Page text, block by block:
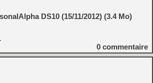
DS10 (15/11/2012) (3.4 Mo)
0 commentaire